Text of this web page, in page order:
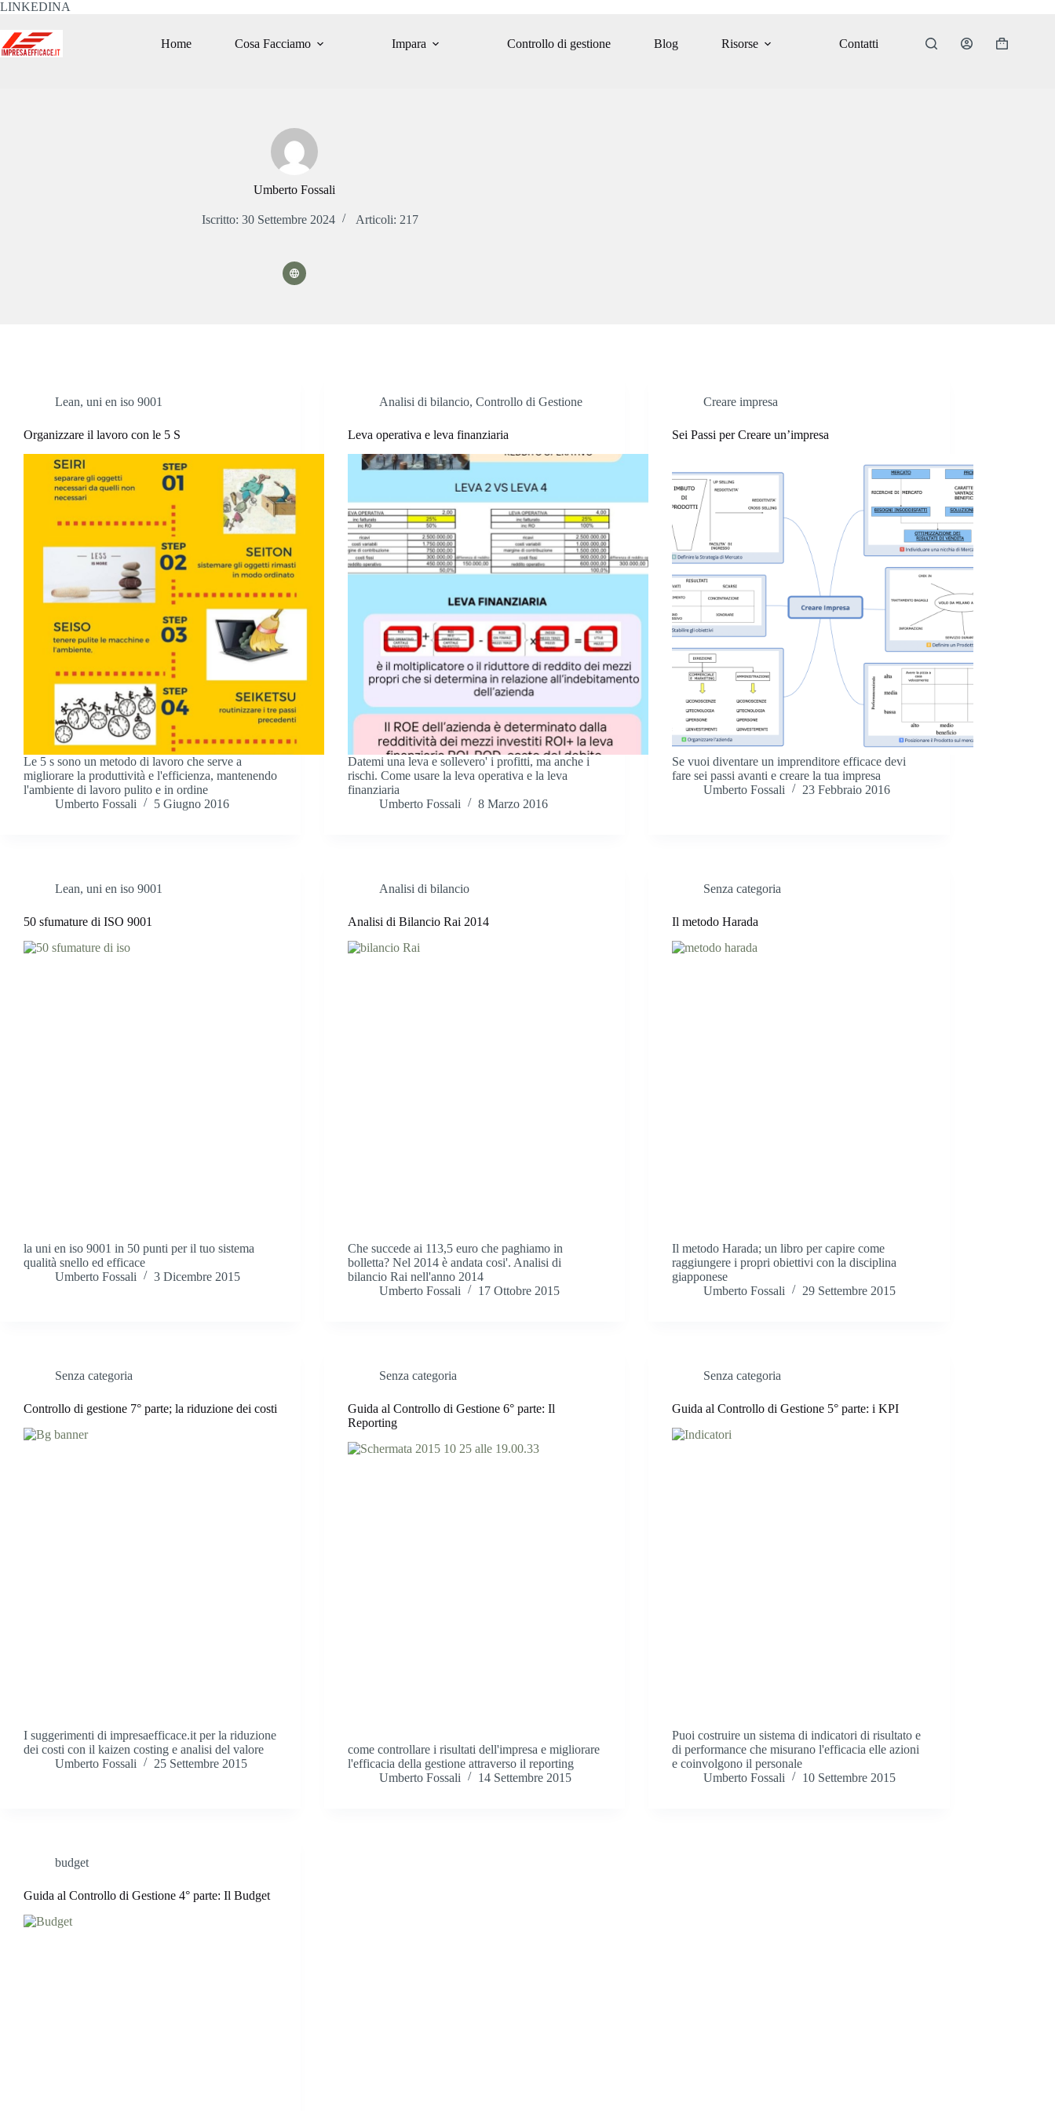
LINKEDINA
Home Cosa Facciamo Impara Controllo di gestione Blog Risorse Contatti Carrello
Umberto Fossali
Iscritto: 30 Settembre 2024 Articoli: 217
Lean, uni en iso 9001
Organizzare il lavoro con le 5 S
Le 5 s sono un metodo di lavoro che serve a
migliorare la produttività e l'efficienza, mantenendo
l'ambiente di lavoro pulito e in ordine
Umberto Fossali
5 Giugno 2016
Analisi di bilancio,Controllo di Gestione
Leva operativa e leva finanziaria
Datemi una leva e sollevero' i profitti, ma anche i
rischi. Come usare la leva operativa e la leva
finanziaria
Umberto Fossali
8 Marzo 2016
Creare impresa
Sei Passi per Creare un’impresa
Se vuoi diventare un imprenditore efficace devi
fare sei passi avanti e creare la tua impresa
Umberto Fossali
23 Febbraio 2016
Lean, uni en iso 9001
50 sfumature di ISO 9001
la uni en iso 9001 in 50 punti per il tuo sistema
qualità snello ed efficace
Umberto Fossali
3 Dicembre 2015
Analisi di bilancio
Analisi di Bilancio Rai 2014
Che succede ai 113,5 euro che paghiamo in
bolletta? Nel 2014 è andata cosi'. Analisi di
bilancio Rai nell'anno 2014
Umberto Fossali
17 Ottobre 2015
Senza categoria
Il metodo Harada
Il metodo Harada; un libro per capire come
raggiungere i propri obiettivi con la disciplina
giapponese
Umberto Fossali
29 Settembre 2015
Senza categoria
Controllo di gestione 7° parte; la riduzione dei costi
I suggerimenti di impresaefficace.it per la riduzione
dei costi con il kaizen costing e analisi del valore
Umberto Fossali
25 Settembre 2015
Senza categoria
Guida al Controllo di Gestione 6° parte: Il
Reporting
come controllare i risultati dell'impresa e migliorare
l'efficacia della gestione attraverso il reporting
Umberto Fossali
14 Settembre 2015
Senza categoria
Guida al Controllo di Gestione 5° parte: i KPI
Puoi costruire un sistema di indicatori di risultato e
di performance che misurano l'efficacia elle azioni
e coinvolgono il personale
Umberto Fossali
10 Settembre 2015
budget
Guida al Controllo di Gestione 4° parte: Il Budget